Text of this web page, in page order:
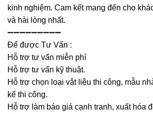
kinh nghiệm. Cam kết mang đến cho
và hài lòng nhất.
➖➖➖➖➖➖➖➖➖
Để được Tư Vấn :
Hỗ trợ tư vấn miễn phí
Hỗ trợ tư vấn kỹ thuật.
Hỗ trợ chọn loại vật liệu thi công, mẫu
kế thi công.
Hỗ trợ làm báo giá cạnh tranh, xuất hóa